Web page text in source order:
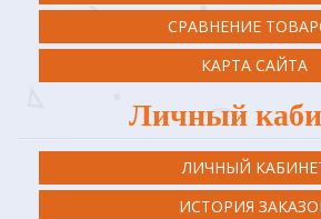
СРАВНЕНИЕ
КАРТА САЙТА
Личный
ЛИЧНЫЙ
ИСТОРИЯ